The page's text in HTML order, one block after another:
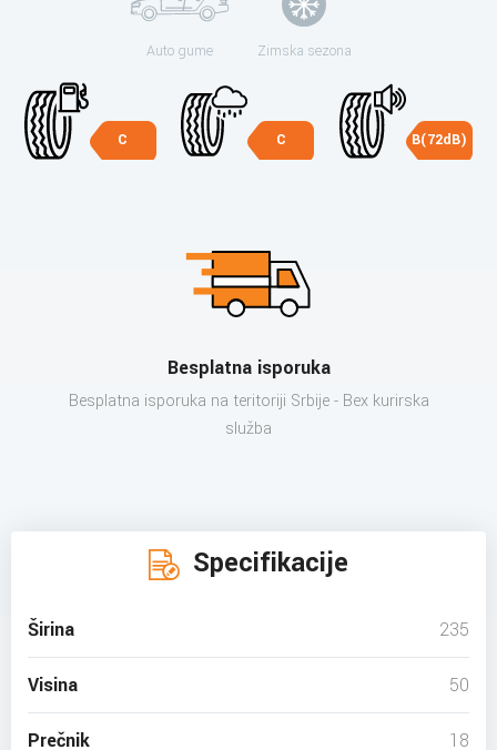
Auto gume Zimska sezona
C C B(72dB)
Besplatna isporuka
Besplatna isporuka na teritoriji Srbije - Bex kurirska
služba
Specifikacije
Širina 235
Visina 50
Prečnik 18